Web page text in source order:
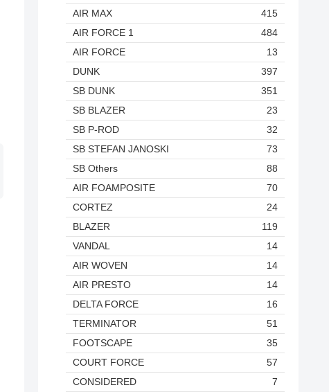
AIR MAX
415
AIR FORCE 1
484
AIR FORCE
13
DUNK
397
SB DUNK
351
SB BLAZER
23
SB P-ROD
32
SB STEFAN JANOSKI
73
SB Others
88
AIR FOAMPOSITE
70
CORTEZ
24
BLAZER
119
VANDAL
14
AIR WOVEN
14
AIR PRESTO
14
DELTA FORCE
16
TERMINATOR
51
FOOTSCAPE
35
COURT FORCE
57
CONSIDERED
7